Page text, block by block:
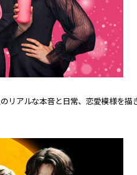
リアルな本音と日常、恋愛模様を描